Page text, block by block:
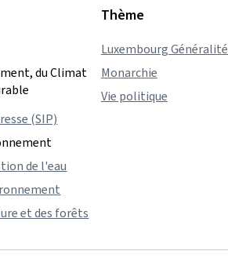
du Climat
(SIP)
de l'eau
et des forêts
Thème
Luxembourg
Monarchie
Vie politique